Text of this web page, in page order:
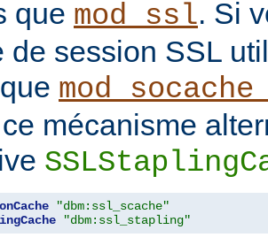
que mod_ssl. Si
de session SSL
mécanisme
"dbm:ssl_scache"
"dbm:ssl_stapling"